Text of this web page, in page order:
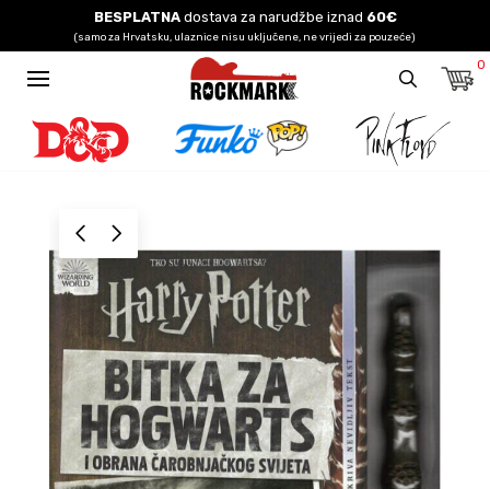
BESPLATNAdostava za narudžbe iznad 60€
(samo za Hrvatsku, ulaznice nisu uključene, ne vrijedi za pouzeće)
0